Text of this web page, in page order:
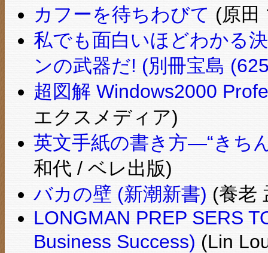
カフーを待ちわびて (原田
私でも面白いほどわかる
ンの武器だ! (別冊宝島
超図解 Windows2000
エクスメディア)
英文手紙の書き方―“きち
和代 / ベレ出版)
バカの壁 (新潮新書) (養老
LONGMAN PREP SERS
Business Success) (Lin